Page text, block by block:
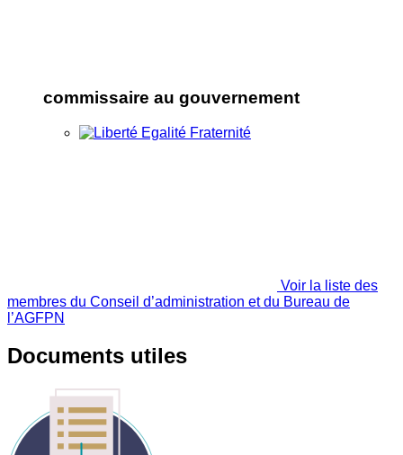
commissaire au gouvernement
Voir la liste des
membres du Conseil d’administration et du Bureau de
l’AGFPN
Documents utiles